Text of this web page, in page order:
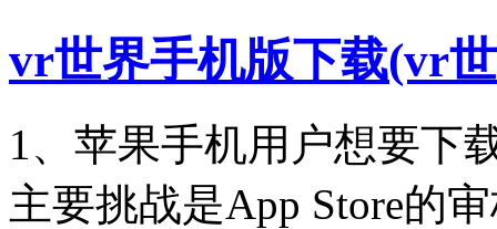
vr世界手机版下载(vr
1、苹果手机用户想要下
主要挑战是App Store的